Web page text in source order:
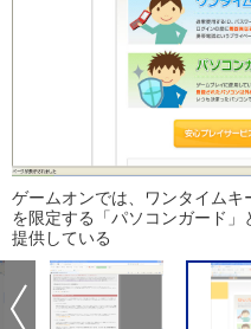
ゲームオンでは、ワンタイム
を限定する「パソコンガード
提供している